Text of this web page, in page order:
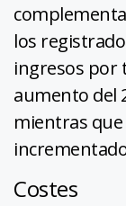
los
ingresos por
aumento del
mientras que
Costes